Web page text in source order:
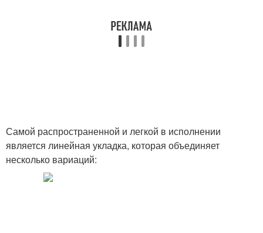
Самой распространенной и легкой в исполнении
является линейная укладка, которая объединяет
несколько вариаций: